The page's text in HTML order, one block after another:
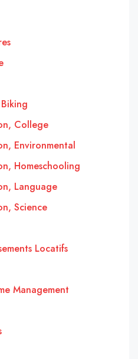
College
Environmental
Homeschooling
Language
Science
Locatifs
Management